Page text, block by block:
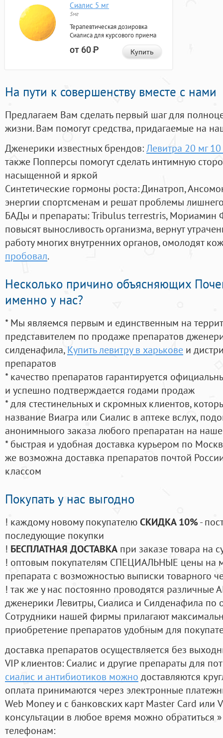
Сиалис 5 мг
5мг
Терапевтическая дозировка
Сиалиса для курсового приема
от 60Р Купить
На пути к совершенству вместе с нами
Предлагаем Вам сделать первый шаг для
жизни. Вам помогут средства, придагаемые на
Дженерики известных брендов:Левитра 20 мг 10
также Попперсы помогут сделать интимную
насыщенной и яркой
Синтетические гормоны роста: Динатроп,
энергии спортсменам и решат проблемы
БАДы и препараты:Tribulus terrestris, Мориамин
повысят выносливость организма, вернут
работу многих внутренних органов, омолодят
пробовал.
Несколько причино объясняющих
именно у нас?
* Мы являемся первым и единственным на
представителем по продаже препаратов
силденафила, Купить левитру в харькове и
препаратов
* качество препаратов гарантируется
и успешно подтверждается годами продаж
* для стестинельных и скромных клиентов,
название Виагра или Сиалис в аптеке вслух,
анонимныого заказа любого препаратан на
* быстрая и удобная доставка курьером по
же возможна доставка препаратов почтой
классом
Покупать у нас выгодно
! каждому новому покупателюСКИДКА 10%-
последующие покупки
! БЕСПЛАТНАЯ ДОСТАВКА при заказе товара на
! оптовым покупателям СПЕЦИАЛЬНЫЕ цены на
препарата с возможностью выписки товарного
! так же у нас постоянно проводятся
дженерики Левитры, Сиалиса и Силденафила по
Cотрудники нашей фирмы прилагают
приобретение препаратов удобным для
доставка препаратов осуществляется без
VIP клиентов: Сиалис и другие препараты для
сиалис и антибиотиков можно доставляются
оплата принимаются через электронные
Web Money и с банковских карт Master Card или
консультации в любое время можно обратиться
телефонам: